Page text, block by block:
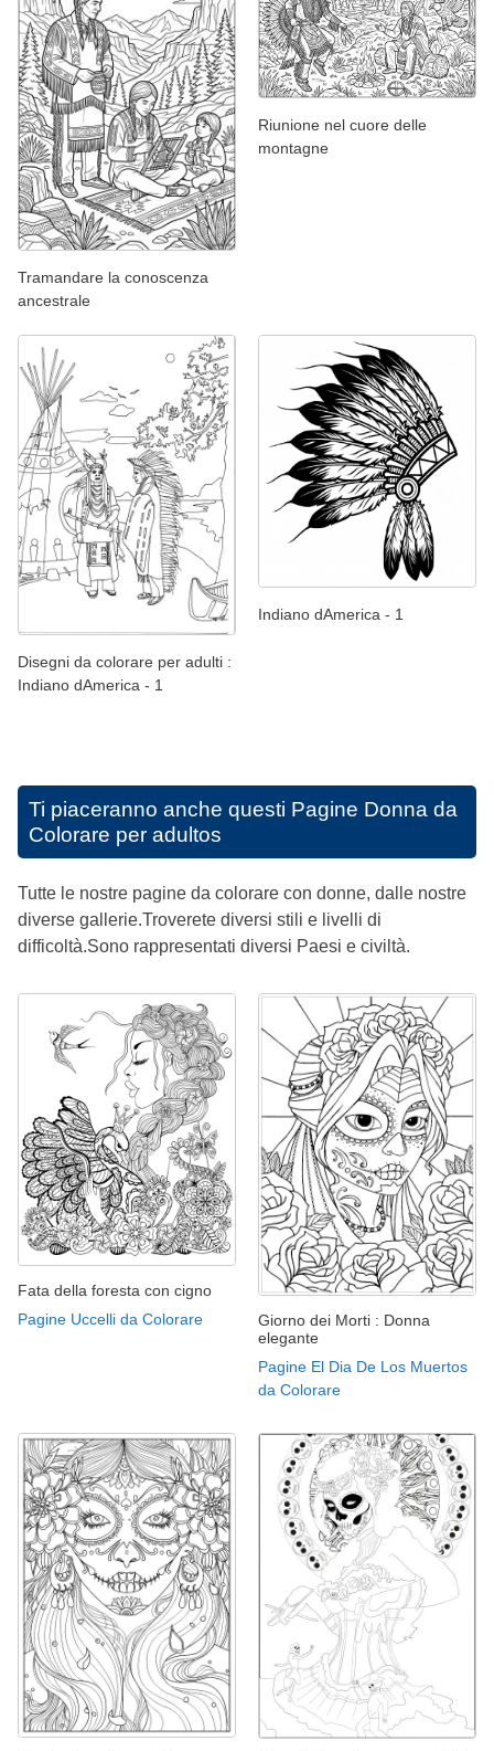
Tramandare la conoscenza
ancestrale
Riunione nel cuore delle
montagne
Disegni da colorare per adulti :
Indiano dAmerica - 1
Indiano dAmerica - 1
Ti piaceranno anche questi Pagine Donna da
Colorare per adultos
Tutte le nostre pagine da colorare con donne, dalle nostre
diverse gallerie.Troverete diversi stili e livelli di
difficoltà.Sono rappresentati diversi Paesi e civiltà.
Fata della foresta con cigno
Pagine Uccelli da Colorare
Giorno dei Morti : Donna
elegante
Pagine El Dia De Los Muertos
da Colorare